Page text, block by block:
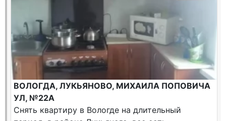
ВОЛОГДА, ЛУКЬЯНОВО, МИХАИЛА ПОПОВИЧА
УЛ, №22А
Снять квартиру в Вологде на длительный